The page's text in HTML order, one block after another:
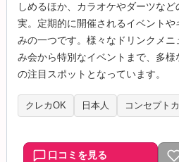
しめるほか、カラオケやダーツな
実。定期的に開催されるイベント
みの一つです。様々なドリンクメ
み会から特別なイベントまで、多
の注目スポットとなっています。
クレカOK 日本人 コンセプト
口コミを見る